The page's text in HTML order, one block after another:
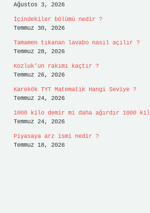
Ağustos 3, 2026
İçindekiler bölümü nedir ?
Temmuz 30, 2026
Tamamen tıkanan lavabo nasıl açılır ?
Temmuz 28, 2026
Kozluk’un rakımı kaçtır ?
Temmuz 26, 2026
Karekök TYT Matematik Hangi Seviye ?
Temmuz 24, 2026
1000 kilo demir mi daha ağırdır 1000
Temmuz 24, 2026
Piyasaya arz ismi nedir ?
Temmuz 18, 2026